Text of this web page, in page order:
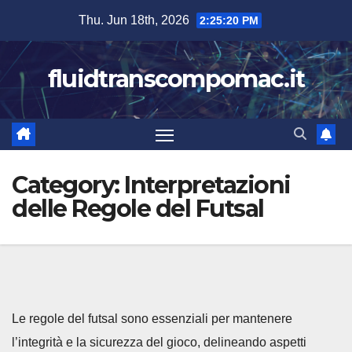
content
Thu. Jun 18th, 2026 2:25:21 PM
fluidtranscompomac.it
Category: Interpretazioni
delle Regole del Futsal
Le regole del futsal sono essenziali per mantenere
l’integrità e la sicurezza del gioco, delineando aspetti